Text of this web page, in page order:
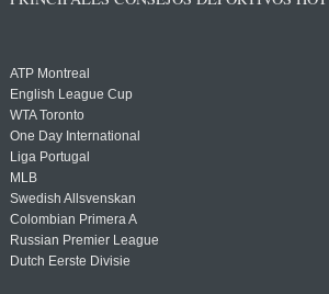
ATP Montreal
English League Cup
WTA Toronto
One Day International
Liga Portugal
MLB
Swedish Allsvenskan
Colombian Primera A
Russian Premier League
Dutch Eerste Divisie